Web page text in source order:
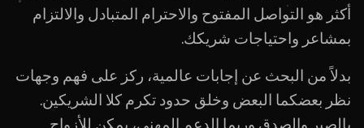
أكثر هو التواصل المفتوح والاحترام المتبادل والالتزام
بمشاعر واحتياجات شريكك.
بدلاً من البحث عن إجابات عالمية، ركز على فهم وجهات
نظر بعضكما البعض وخلق حدود تكرم كلا الشريكين.